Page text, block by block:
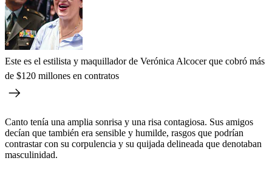
Este es el estilista y maquillador de Verónica Alcocer que cobró más
de $120 millones en contratos
Canto tenía una amplia sonrisa y una risa contagiosa. Sus amigos
decían que también era sensible y humilde, rasgos que podrían
contrastar con su corpulencia y su quijada delineada que denotaban
masculinidad.